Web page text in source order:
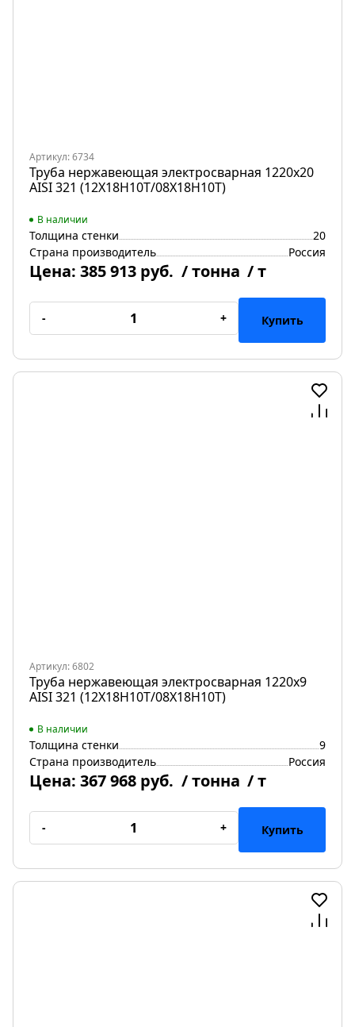
Артикул: 6734
Труба нержавеющая электросварная 1220х20
AISI 321 (12Х18Н10Т/08Х18Н10Т)
В наличии
Толщина стенки
20
Страна производитель
Россия
Цена: 385 913 руб. / тонна / т
- + Купить
Артикул: 6802
Труба нержавеющая электросварная 1220х9
AISI 321 (12Х18Н10Т/08Х18Н10Т)
В наличии
Толщина стенки
9
Страна производитель
Россия
Цена: 367 968 руб. / тонна / т
- + Купить